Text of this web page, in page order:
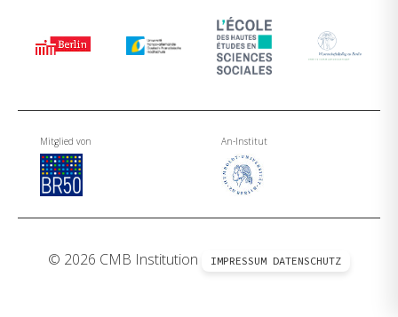
Mitglied von An-Institut
© 2026 CMB Institution IMPRESSUM DATENSCHUTZ